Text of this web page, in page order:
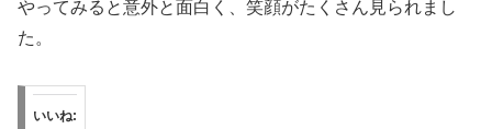
やってみると意外と面白く、笑顔がたくさん見られまし
た。
いいね: